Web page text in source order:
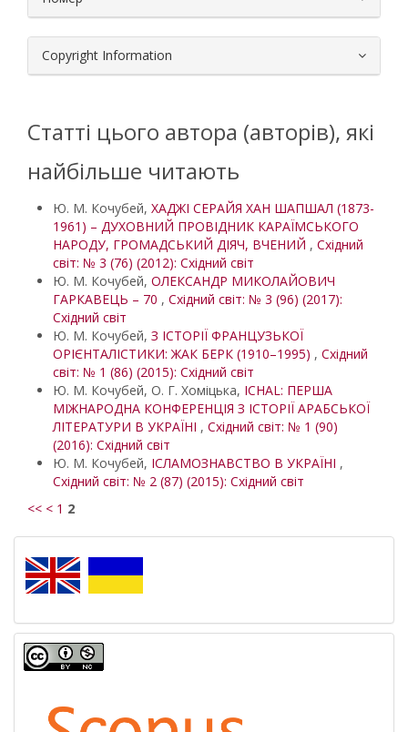
Copyright Information
Статті цього автора (авторів), які
найбільше читають
Ю. М. Кочубей, ХАДЖІ СЕРАЙЯ ХАН ШАПШАЛ (1873-
1961) – ДУХОВНИЙ ПРОВІДНИК КАРАЇМСЬКОГО
НАРОДУ, ГРОМАДСЬКИЙ ДІЯЧ, ВЧЕНИЙ , Східний
світ: № 3 (76) (2012): Східний світ
Ю. М. Кочубей, ОЛЕКСАНДР МИКОЛАЙОВИЧ
ГАРКАВЕЦЬ – 70 , Східний світ: № 3 (96) (2017):
Східний світ
Ю. М. Кочубей, З ІСТОРІЇ ФРАНЦУЗЬКОЇ
ОРІЄНТАЛІСТИКИ: ЖАК БЕРК (1910–1995) , Східний
світ: № 1 (86) (2015): Східний світ
Ю. М. Кочубей, О. Г. Хоміцька, ICHAL: ПЕРША
МІЖНАРОДНА КОНФЕРЕНЦІЯ З ІСТОРІЇ АРАБСЬКОЇ
ЛІТЕРАТУРИ В УКРАЇНІ , Східний світ: № 1 (90)
(2016): Східний світ
Ю. М. Кочубей, ІСЛАМОЗНАВСТВО В УКРАЇНІ ,
Східний світ: № 2 (87) (2015): Східний світ
<< < 1 2